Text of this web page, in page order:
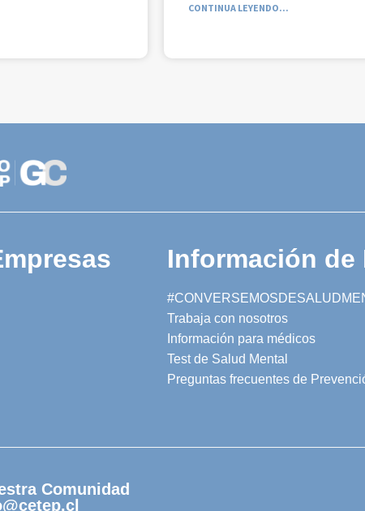
CONTINUA LEYENDO...
Información de
Trabaja con nosotros
Información para médicos
Test de Salud Mental
Preguntas frecuentes de
Comunidad